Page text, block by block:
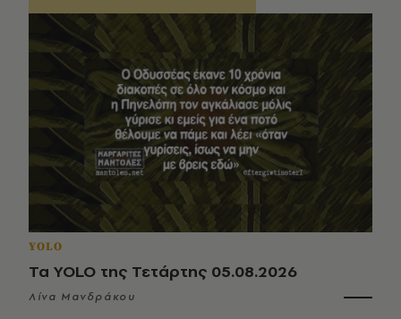
YOLO
Τα YOLO της Τετάρτης 05.08.2026
Λίνα Μανδράκου